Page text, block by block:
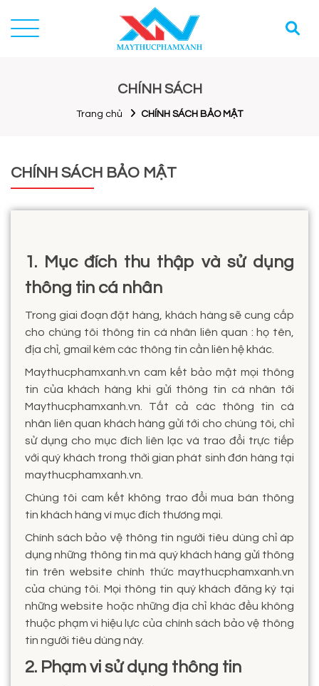
CHÍNH SÁCH
Trang chủ CHÍNH SÁCH BẢO MẬT
CHÍNH SÁCH BẢO MẬT
1. Mục đích thu thập và sử dụng
thông tin cá nhân
Trong giai đoạn đặt hàng, khách hàng sẽ cung cấp
cho chúng tôi thông tin cá nhân liên quan : họ tên,
địa chỉ, gmail kèm các thông tin cần liên hệ khác.
Maythucphamxanh.vn cam kết bảo mật mọi thông
tin của khách hàng khi gửi thông tin cá nhân tới
Maythucphamxanh.vn. Tất cả các thông tin cá
nhân liên quan khách hàng gửi tới cho chúng tôi, chỉ
sử dụng cho mục đích liên lạc và trao đổi trực tiếp
với quý khách trong thời gian phát sinh đơn hàng tại
maythucphamxanh.vn.
Chúng tôi cam kết không trao đổi mua bán thông
tin khách hàng vì mục đích thương mại.
Chính sách bảo vệ thông tin người tiêu dùng chỉ áp
dụng những thông tin mà quý khách hàng gửi thông
tin trên website chính thức maythucphamxanh.vn
của chúng tôi. Mọi thông tin quý khách đăng ký tại
những website hoặc những địa chỉ khác đều không
thuộc phạm vi hiệu lực của chính sách bảo vệ thông
tin người tiêu dùng này.
2. Phạm vi sử dụng thông tin